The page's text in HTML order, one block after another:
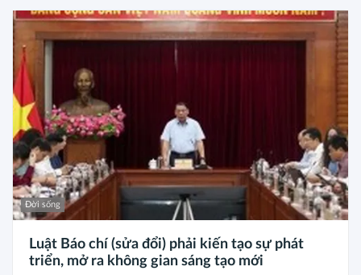
Đời sống
Luật Báo chí (sửa đổi) phải kiến tạo sự phát
triển, mở ra không gian sáng tạo mới